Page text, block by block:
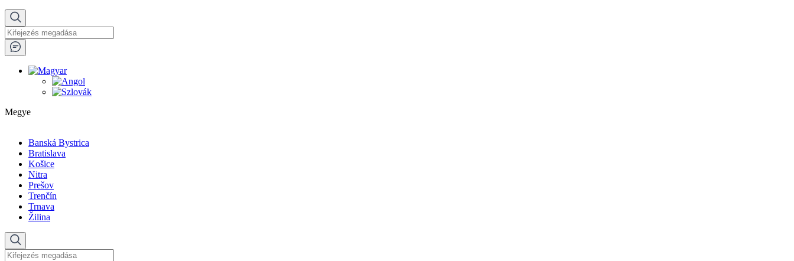
Megye
Banská Bystrica
Bratislava
Košice
Nitra
Prešov
Trenčín
Trnava
Žilina